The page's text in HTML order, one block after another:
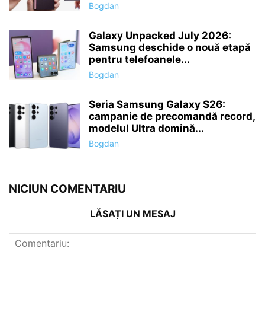
Bogdan
Galaxy Unpacked July 2026:
Samsung deschide o nouă etapă
pentru telefoanele...
Bogdan
Seria Samsung Galaxy S26:
campanie de precomandă record,
modelul Ultra domină...
Bogdan
NICIUN COMENTARIU
LĂSAȚI UN MESAJ